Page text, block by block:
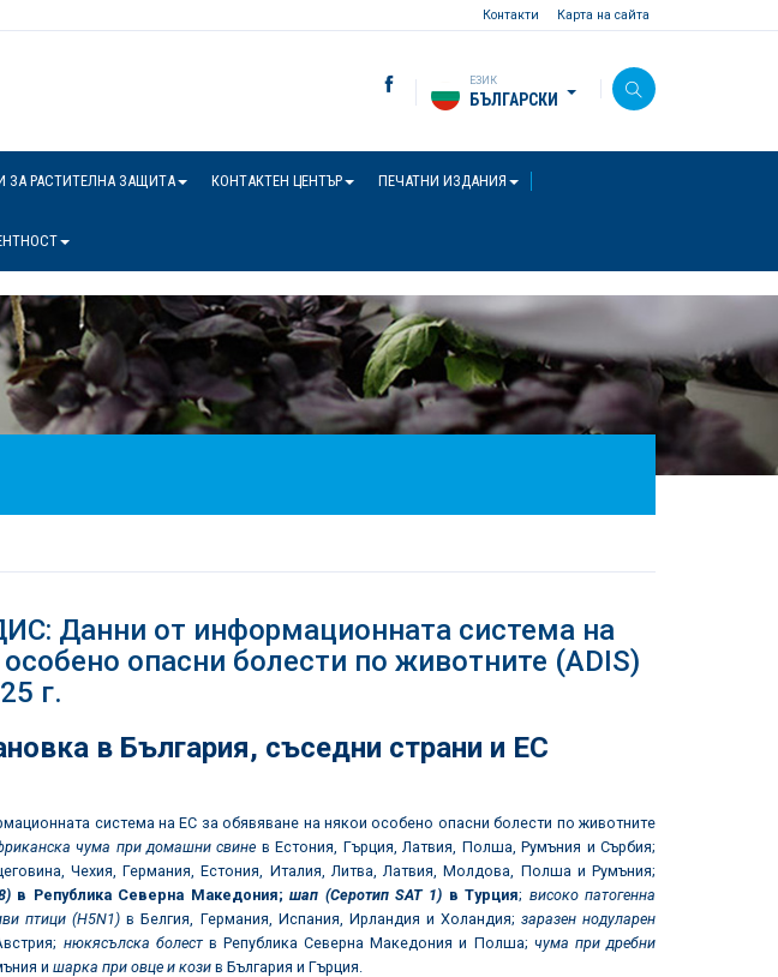
Контакти Карта на сайта
ЕЗИК
БЪЛГАРСКИ
ЗА РАСТИТЕЛНА ЗАЩИТА КОНТАКТЕН ЦЕНТЪР ПЕЧАТНИ ИЗДАНИЯ
Данни от информационната система на
опасни болести по животните (ADIS)
г.
в България, съседни страни и ЕС
система на ЕС за обявяване на някои особено опасни болести по животните
чума при домашни свине в Естония, Гърция, Латвия, Полша, Румъния и Сърбия;
Чехия, Германия, Естония, Италия, Литва, Латвия, Молдова, Полша и Румъния;
в Република Северна Македония;шап (Серотип SAT 1) в Турция; високо патогенна
птици (H5N1) в Белгия, Германия, Испания, Ирландия и Холандия; заразен нодуларен
нюкясълска болеств Република Северна Македония и Полша; чума при дребни
и шарка при овце и козив България и Гърция.